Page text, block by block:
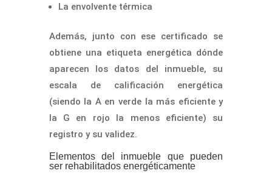
La envolvente térmica
Además, junto con ese certificado se
obtiene una etiqueta energética dónde
aparecen los datos del inmueble, su
escala de calificación energética
(siendo la A en verde la más eficiente y
la G en rojo la menos eficiente) su
registro y su validez.
Elementos del inmueble que pueden
ser rehabilitados energéticamente